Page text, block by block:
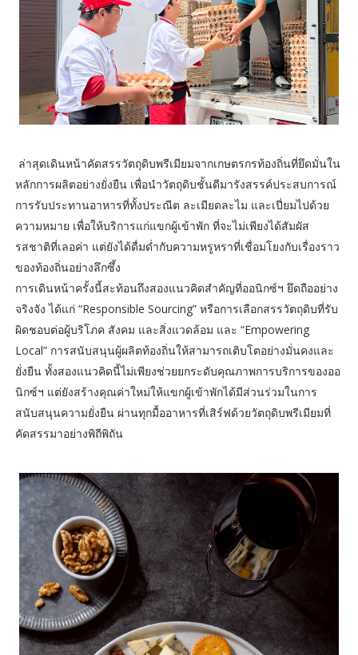
ล่าสุดเดินหน้าคัดสรรวัตถุดิบพรีเมียมจากเกษตรกรท้องถิ่นที่ยึดมั่นใน
หลักการผลิตอย่างยั่งยืน เพื่อนำวัตถุดิบชั้นดีมารังสรรค์ประสบการณ์
การรับประทานอาหารที่ทั้งประณีต ละเมียดละไม และเปี่ยมไปด้วย
ความหมาย เพื่อให้บริการแก่แขกผู้เข้าพัก ที่จะไม่เพียงได้สัมผัส
รสชาติที่เลอค่า แต่ยังได้ดื่มด่ำกับความหรูหราที่เชื่อมโยงกับเรื่องราว
ของท้องถิ่นอย่างลึกซึ้ง
การเดินหน้าครั้งนี้สะท้อนถึงสองแนวคิดสำคัญที่ออนิกซ์ฯ ยึดถืออย่าง
จริงจัง ได้แก่ “Responsible Sourcing” หรือการเลือกสรรวัตถุดิบที่รับ
ผิดชอบต่อผู้บริโภค สังคม และสิ่งแวดล้อม และ “Empowering
Local” การสนับสนุนผู้ผลิตท้องถิ่นให้สามารถเติบโตอย่างมั่นคงและ
ยั่งยืน ทั้งสองแนวคิดนี้ไม่เพียงช่วยยกระดับคุณภาพการบริการของออ
นิกซ์ฯ แต่ยังสร้างคุณค่าใหม่ให้แขกผู้เข้าพักได้มีส่วนร่วมในการ
สนับสนุนความยั่งยืน ผ่านทุกมื้ออาหารที่เสิร์ฟด้วยวัตถุดิบพรีเมียมที่
คัดสรรมาอย่างพิถีพิถัน